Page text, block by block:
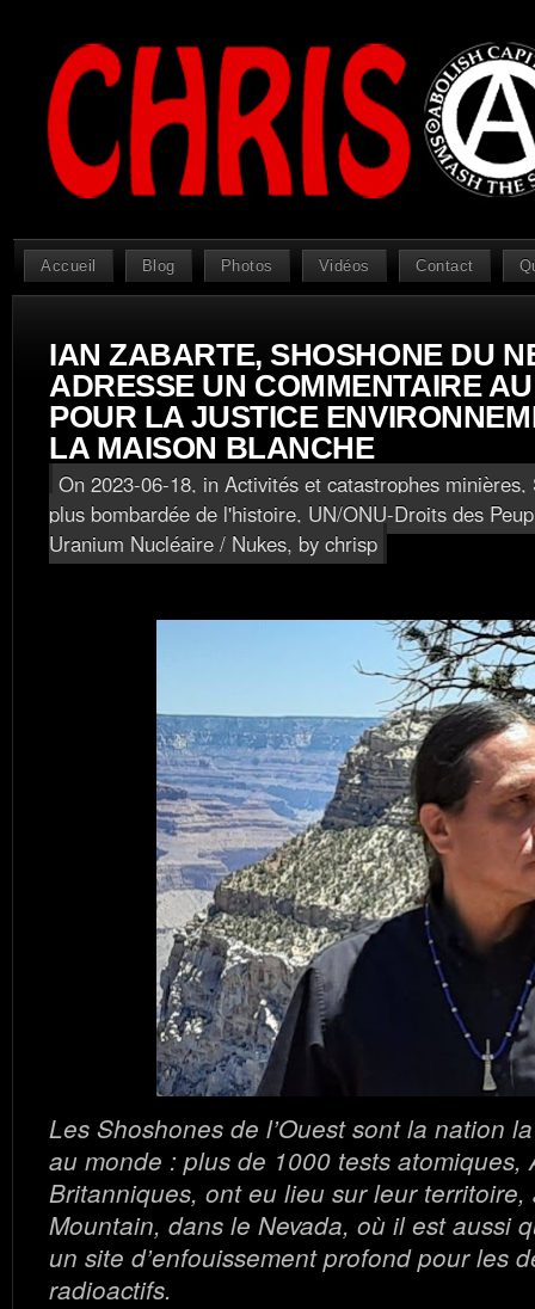
Accueil Blog Photos Vidéos Contact
IAN ZABARTE, SHOSHONE DU
ADRESSE UN COMMENTAIRE
POUR LA JUSTICE
LA MAISON BLANCHE
On 2023-06-18, in Activités et catastrophes minières,
plus bombardée de l'histoire, UN/ONU-Droits des
Uranium Nucléaire / Nukes, by chrisp
Les Shoshones de l’Ouest sont la nation
au monde : plus de 1000 tests atomiques,
Britanniques, ont eu lieu sur leur territoire,
Mountain, dans le Nevada, où il est aussi
un site d’enfouissement profond pour les
radioactifs.